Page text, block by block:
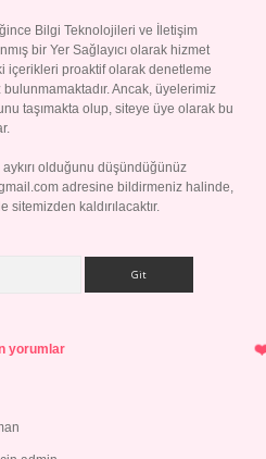
Bilgi Teknolojileri ve İletişim
bir Yer Sağlayıcı olarak hizmet
içerikleri proaktif olarak denetleme
Ancak, üyelerimiz
taşımakta olup, siteye üye olarak bu
olduğunu düşündüğünüz
adresine bildirmeniz halinde,
kaldırılacaktır.
yorumlar